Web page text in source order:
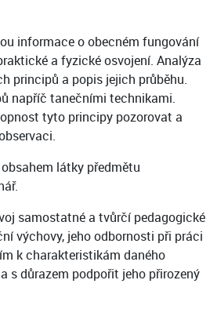
informace o obecném fungování
a fyzické osvojení. Analýza
principů a popis jejich průběhu.
napříč tanečními technikami.
tyto principy pozorovat a
látky předmětu
samostatné a tvůrčí pedagogické
výchovy, jeho odbornosti při práci
k charakteristikám daného
s důrazem podpořit jeho přirozený